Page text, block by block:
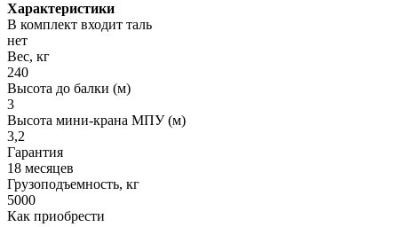
Характеристики
В комплект входит таль
нет
Вес, кг
240
Высота до балки (м)
3
Высота мини-крана МПУ (м)
3,2
Гарантия
18 месяцев
Грузоподъемность, кг
5000
Как приобрести